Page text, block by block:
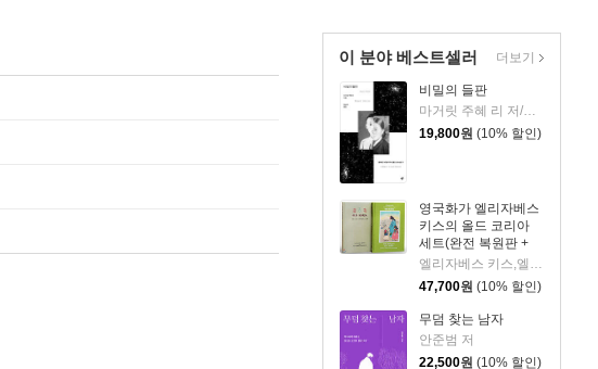
이 분야 베스트셀러
비밀의 들판
마거릿 주혜 리 저/장상미 역
19,800원 (10% 할인)
영국화가 엘리자베스
키스의 올드 코리아
세트(완전 복원판 +
원서 복원판)
엘리자베스 키스,엘스펫 키스 로버트슨 스콧 저/송영달 역
47,700원 (10% 할인)
무덤 찾는 남자
안준범 저
22,500원 (10% 할인)
더보기